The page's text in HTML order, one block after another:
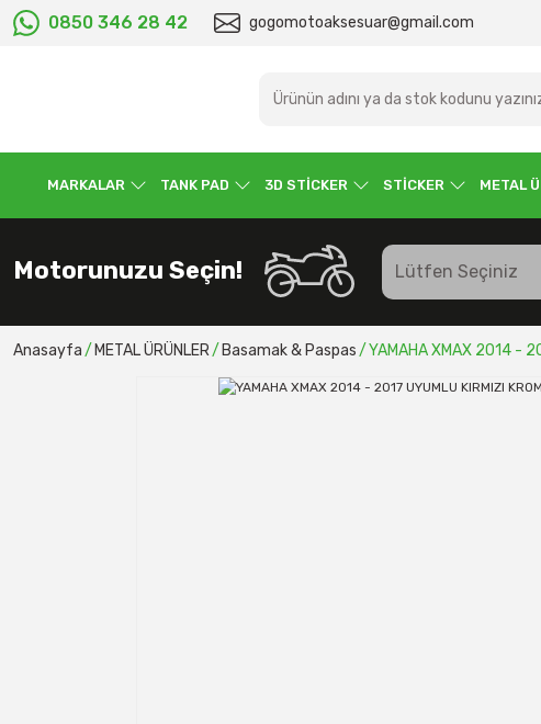
0850 346 28 42 gogomotoaksesuar@gmail.com
MARKALAR TANK PAD 3D STİCKER STİCKER METAL
Motorunuzu Seçin!
Anasayfa METAL ÜRÜNLER Basamak & Paspas YAMAHA XMAX 2014 -